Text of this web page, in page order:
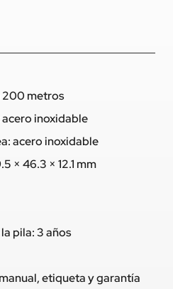
200 metros
acero inoxidable
acero inoxidable
× 46.3 × 12.1 mm
pila: 3 años
etiqueta y garantía